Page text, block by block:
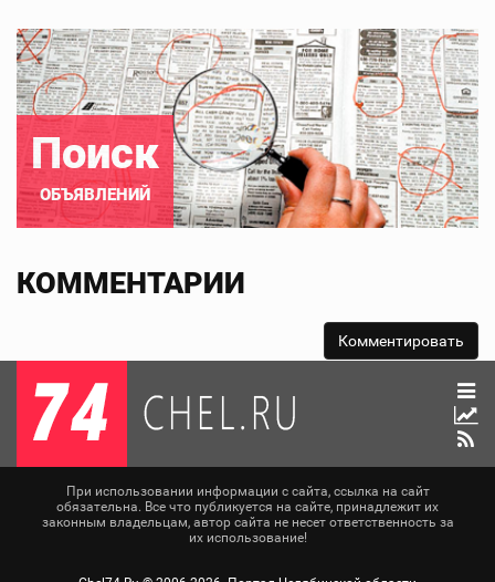
Поиск
ОБЪЯВЛЕНИЙ
КОММЕНТАРИИ
При использовании информации с сайта, ссылка на сайт
обязательна. Все что публикуется на сайте, принадлежит их
законным владельцам, автор сайта не несет ответственность за
их использование!